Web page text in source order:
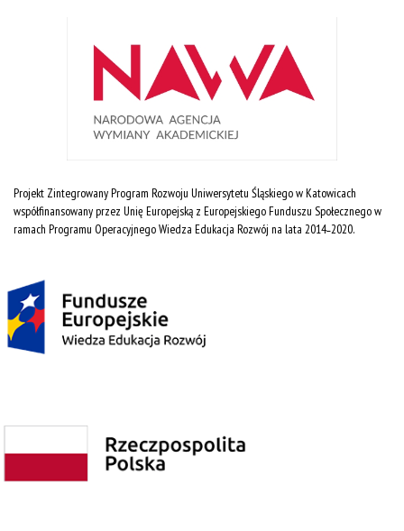
Projekt Zintegrowany Program Rozwoju Uniwersytetu Śląskiego w Katowicach
współfinansowany przez Unię Europejską z Europejskiego Funduszu Społecznego w
ramach Programu Operacyjnego Wiedza Edukacja Rozwój na lata 2014˗2020.